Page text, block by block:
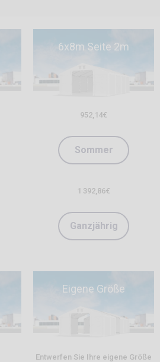
6x8m Seite 2m
952,14€
Sommer
1 392,86€
Ganzjährig
Eigene Größe
Entwerfen Sie Ihre eigene Größe